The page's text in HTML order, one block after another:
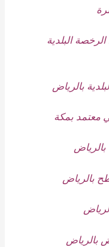
البلدية
بالرياض
معتمد بمكة
بالرياض
بالرياض